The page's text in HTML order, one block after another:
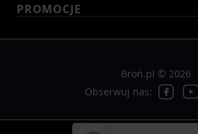
PROMOCJE
Broń.pl © 2026
Obserwuj nas: